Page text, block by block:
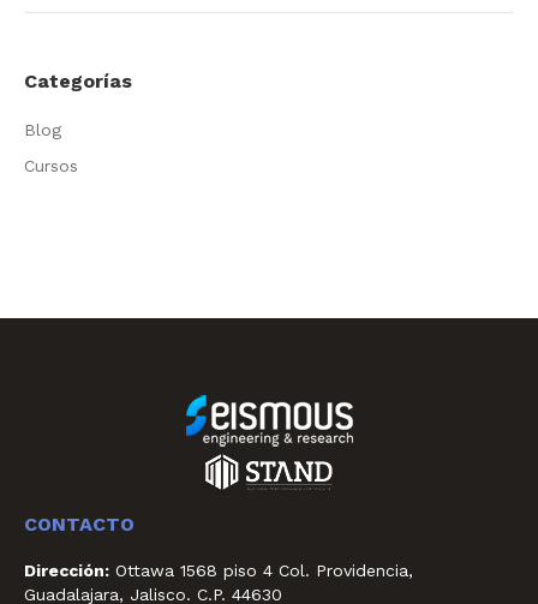
Categorías
Blog
Cursos
CONTACTO
Dirección: Ottawa 1568 piso 4 Col. Providencia,
Guadalajara, Jalisco. C.P. 44630